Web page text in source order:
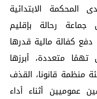
المحكمة الابتدائية
جماعة رحالة بإقليم
كفالة مالية قدرها
تهمًا متعددة، أبرزها
منظمة قانونا، القذف
عموميين أثناء أداء